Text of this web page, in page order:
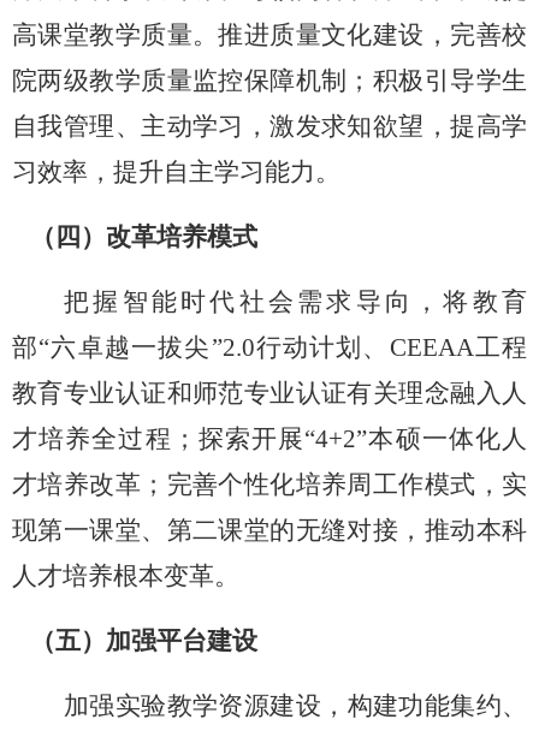
高课堂教学质量。推进质量文化建设，完善校
院两级教学质量监控保障机制；积极引导学生
自我管理、主动学习，激发求知欲望，提高学
习效率，提升自主学习能力。
（四）改革培养模式
把握智能时代社会需求导向，将教育
部“六卓越一拔尖”2.0行动计划、CEEAA工程
教育专业认证和师范专业认证有关理念融入人
才培养全过程；探索开展“4+2”本硕一体化人
才培养改革；完善个性化培养周工作模式，实
现第一课堂、第二课堂的无缝对接，推动本科
人才培养根本变革。
（五）加强平台建设
加强实验教学资源建设，构建功能集约、